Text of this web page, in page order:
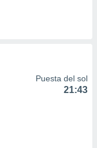
Puesta del sol
21:43